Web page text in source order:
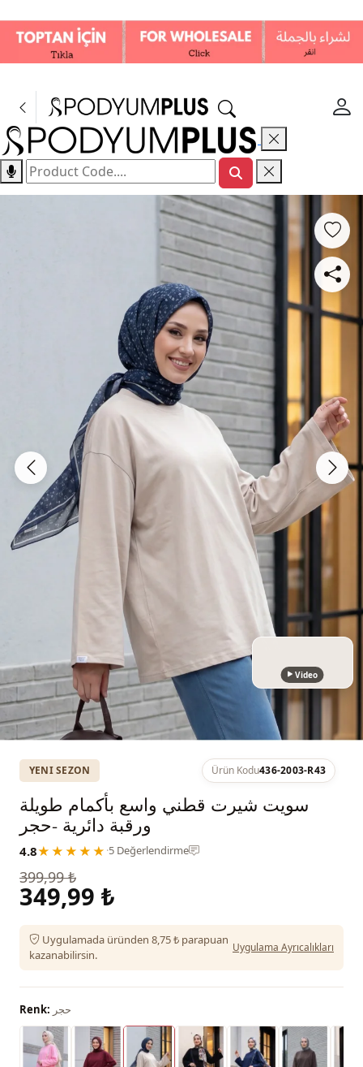
Video
YENI SEZON Ürün Kodu436-2003-R43
سويت شيرت قطني واسع بأكمام طويلة
ورقبة دائرية -حجر
4.8★★★★★ ·5 Değerlendirme
399,99 ₺
349,99 ₺
Uygulamada üründen 8,75 ₺ parapuan
kazanabilirsin.
Uygulama Ayrıcalıkları
Renk: حجر